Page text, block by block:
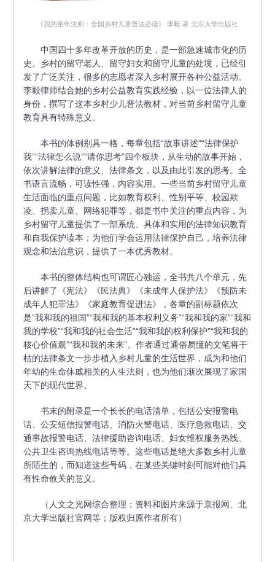
《我的童年法则：全国乡村儿童普法必读》 李毅 著 北京大学出版社
中国四十多年改革开放的历史，是一部急速城市化的历
史。乡村的留守老人、留守妇女和留守儿童的处境，已经引
发了广泛关注，很多的志愿者深入乡村展开各种公益活动。
李毅律师结合她的乡村公益教育实践经验，以一位法律人的
身份，撰写了这本乡村少儿普法教材，对当前乡村留守儿童
教育具有特殊意义。
本书的体例别具一格，每章包括“故事讲述”“法律保护
我”“法律怎么说”“请你思考”四个板块，从生动的故事开始，
依次讲解法律的意义、法律条文，以及由此引发的思考。全
书语言流畅，可读性强，内容实用。一些当前乡村留守儿童
生活面临的重点问题，比如教育权利、性别平等、校园欺
凌、拐卖儿童、网络犯罪等，都是书中关注的重点内容，为
乡村留守儿童提供了一部系统、具体和实用的法律知识教育
和自我保护读本；为他们学会运用法律保护自己，培养法律
观念和法治意识，提供了一本优秀教材。
本书的整体结构也可谓匠心独运，全书共八个单元，先
后讲解了《宪法》《民法典》《未成年人保护法》《预防未
成年人犯罪法》《家庭教育促进法》，各章的副标题依次
是“我和我的祖国”“我和我的基本权利义务”“我和我的家”“我和
我的学校”“我和我的社会生活”“我和我的权利保护”“我和我的
核心价值观”“我和我的未来”。作者通过通俗易懂的文笔将干
枯的法律条文一步步植入乡村儿童的生活世界，成为和他们
年幼的生命休戚相关的人生法则，也为他们渐次展现了家国
天下的现代世界。
书末的附录是一个长长的电话清单，包括公安报警电
话、公安短信报警电话、消防火警电话、医疗急救电话、交
通事故报警电话、法律援助咨询电话、妇女维权服务热线、
公共卫生咨询热线电话等等。这些电话是绝大多数乡村儿童
所陌生的，而知道这些号码，在某些关键时刻可能对他们具
有性命攸关的意义。
（人文之光网综合整理；资料和图片来源于京报网、北
京大学出版社官网等；版权归原作者所有）